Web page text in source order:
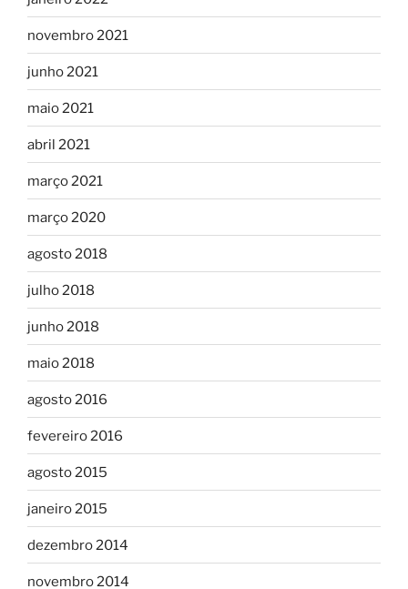
novembro 2021
junho 2021
maio 2021
abril 2021
março 2021
março 2020
agosto 2018
julho 2018
junho 2018
maio 2018
agosto 2016
fevereiro 2016
agosto 2015
janeiro 2015
dezembro 2014
novembro 2014